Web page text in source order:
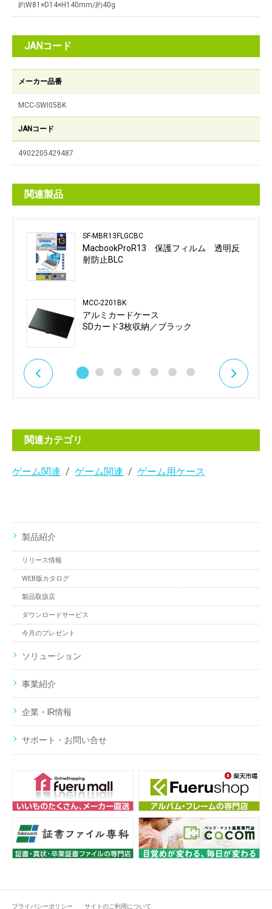
約W81×D14×H140mm/約40g
JANコード
メーカー品番
MCC-SWI05BK
JANコード
4902205429487
関連製品
SF-MBR13FLGCBC
MacbookProR13 保護フィルム 透明反
射防止BLC
MCC-2201BK
アルミカードケース
SDカード3枚収納／ブラック
関連カテゴリ
ゲーム関連 ゲーム関連 ゲーム用ケース
製品紹介
リリース情報
WEB版カタログ
製品取扱店
ダウンロードサービス
今月のプレゼント
ソリューション
事業紹介
企業・IR情報
サポート・お問い合せ
プライバシーポリシー サイトのご利用について